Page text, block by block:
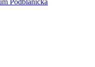
Podblanicka